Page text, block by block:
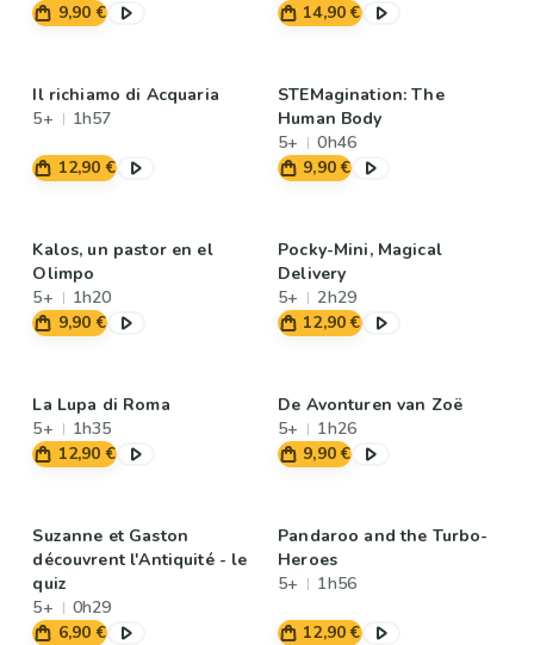
9,90 €
14,90 €
Il richiamo di Acquaria
5+
1h57
12,90 €
STEMagination: The
Human Body
5+
0h46
9,90 €
Kalos, un pastor en el
Olimpo
5+
1h20
9,90 €
Pocky-Mini, Magical
Delivery
5+
2h29
12,90 €
La Lupa di Roma
5+
1h35
12,90 €
De Avonturen van Zoë
5+
1h26
9,90 €
Suzanne et Gaston
découvrent l'Antiquité - le
quiz
5+
0h29
6,90 €
Pandaroo and the Turbo-
Heroes
5+
1h56
12,90 €